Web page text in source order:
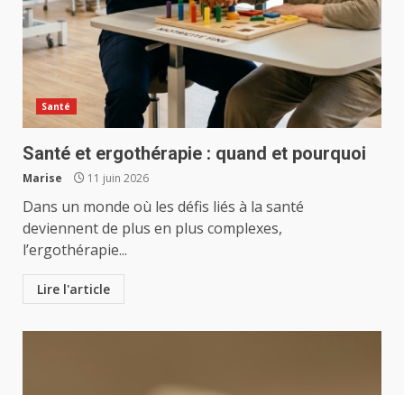
Santé
Santé et ergothérapie : quand et pourquoi
Marise 11 juin 2026
Dans un monde où les défis liés à la santé
deviennent de plus en plus complexes,
l’ergothérapie...
Lire l'article